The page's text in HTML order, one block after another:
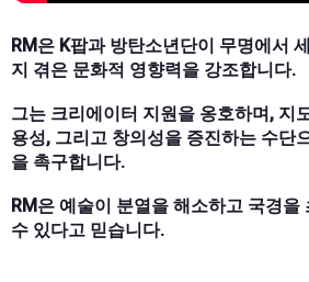
RM은 K팝과 방탄소년단이 무명에서
지 겪은 문화적 영향력을 강조합니다.
그는 크리에이터 지원을 옹호하며, 지
용성, 그리고 창의성을 증진하는 수단
을 촉구합니다.
RM은 예술이 분열을 해소하고 국경을
수 있다고 믿습니다.